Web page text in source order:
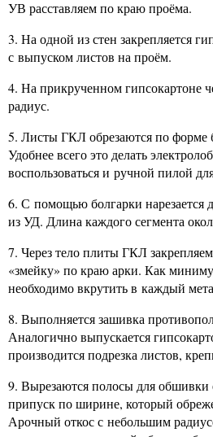
УВ расставляем по краю проёма.
3. На одной из стен закрепляется
с выпуском листов на проём.
4. На прикрученном гипсокартоне
радиус.
5. Листы ГКЛ обрезаются по форме
Удобнее всего это делать
воспользоваться и ручной пилой
6. С помощью болгарки нарезается
из УД. Длина каждого сегмента
7. Через тело плиты ГКЛ
«змейку» по краю арки. Как
необходимо вкрутить в каждый
8. Выполняется зашивка
Аналогично выпускается
производится подрезка листов,
9. Вырезаются полосы для обшивки
припуск по ширине, который
Арочный откос с небольшим